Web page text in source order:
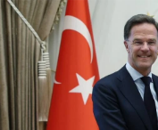
TEKNOLOJİ
YAŞAM
YEREL